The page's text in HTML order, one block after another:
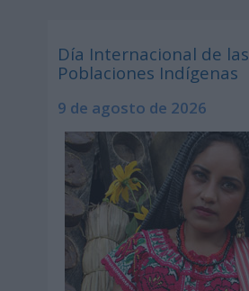
Día Internacional de las
Poblaciones Indígenas
9 de agosto de 2026